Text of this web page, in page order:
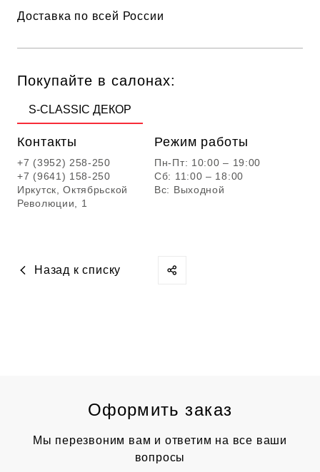
Доставка по всей России
Покупайте в салонах:
S-CLASSIC ДЕКОР
Контакты
+7 (3952) 258-250
+7 (9641) 158-250
Иркутск, Октябрьской
Революции, 1
Режим работы
Пн-Пт: 10:00 – 19:00
Сб: 11:00 – 18:00
Вс: Выходной
Назад к списку
Оформить заказ
Мы перезвоним вам и ответим на все ваши
вопросы